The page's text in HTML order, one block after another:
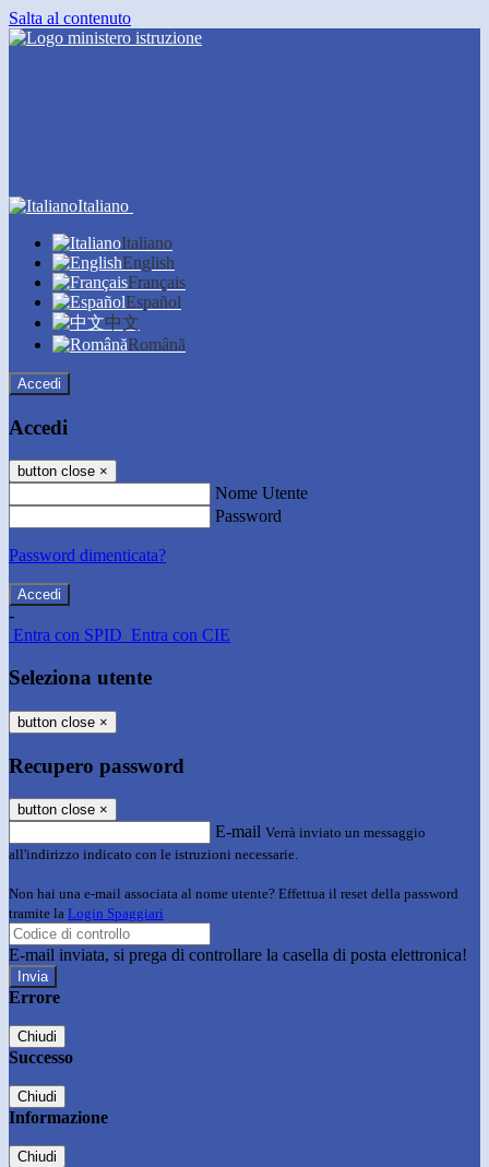
Salta al contenuto
Italiano
Italiano
English
Français
Español
中文
Română
Accedi
Accedi
button close ×
Nome Utente
Password
Password dimenticata?
-
Entra con SPID Entra con CIE
Seleziona utente
button close ×
Recupero password
button close ×
E-mail Verrà inviato un messaggio
all'indirizzo indicato con le istruzioni necessarie.
Non hai una e-mail associata al nome utente? Effettua il reset della password
tramite la Login Spaggiari
E-mail inviata, si prega di controllare la casella di posta elettronica!
Errore
Chiudi
Successo
Chiudi
Informazione
Chiudi